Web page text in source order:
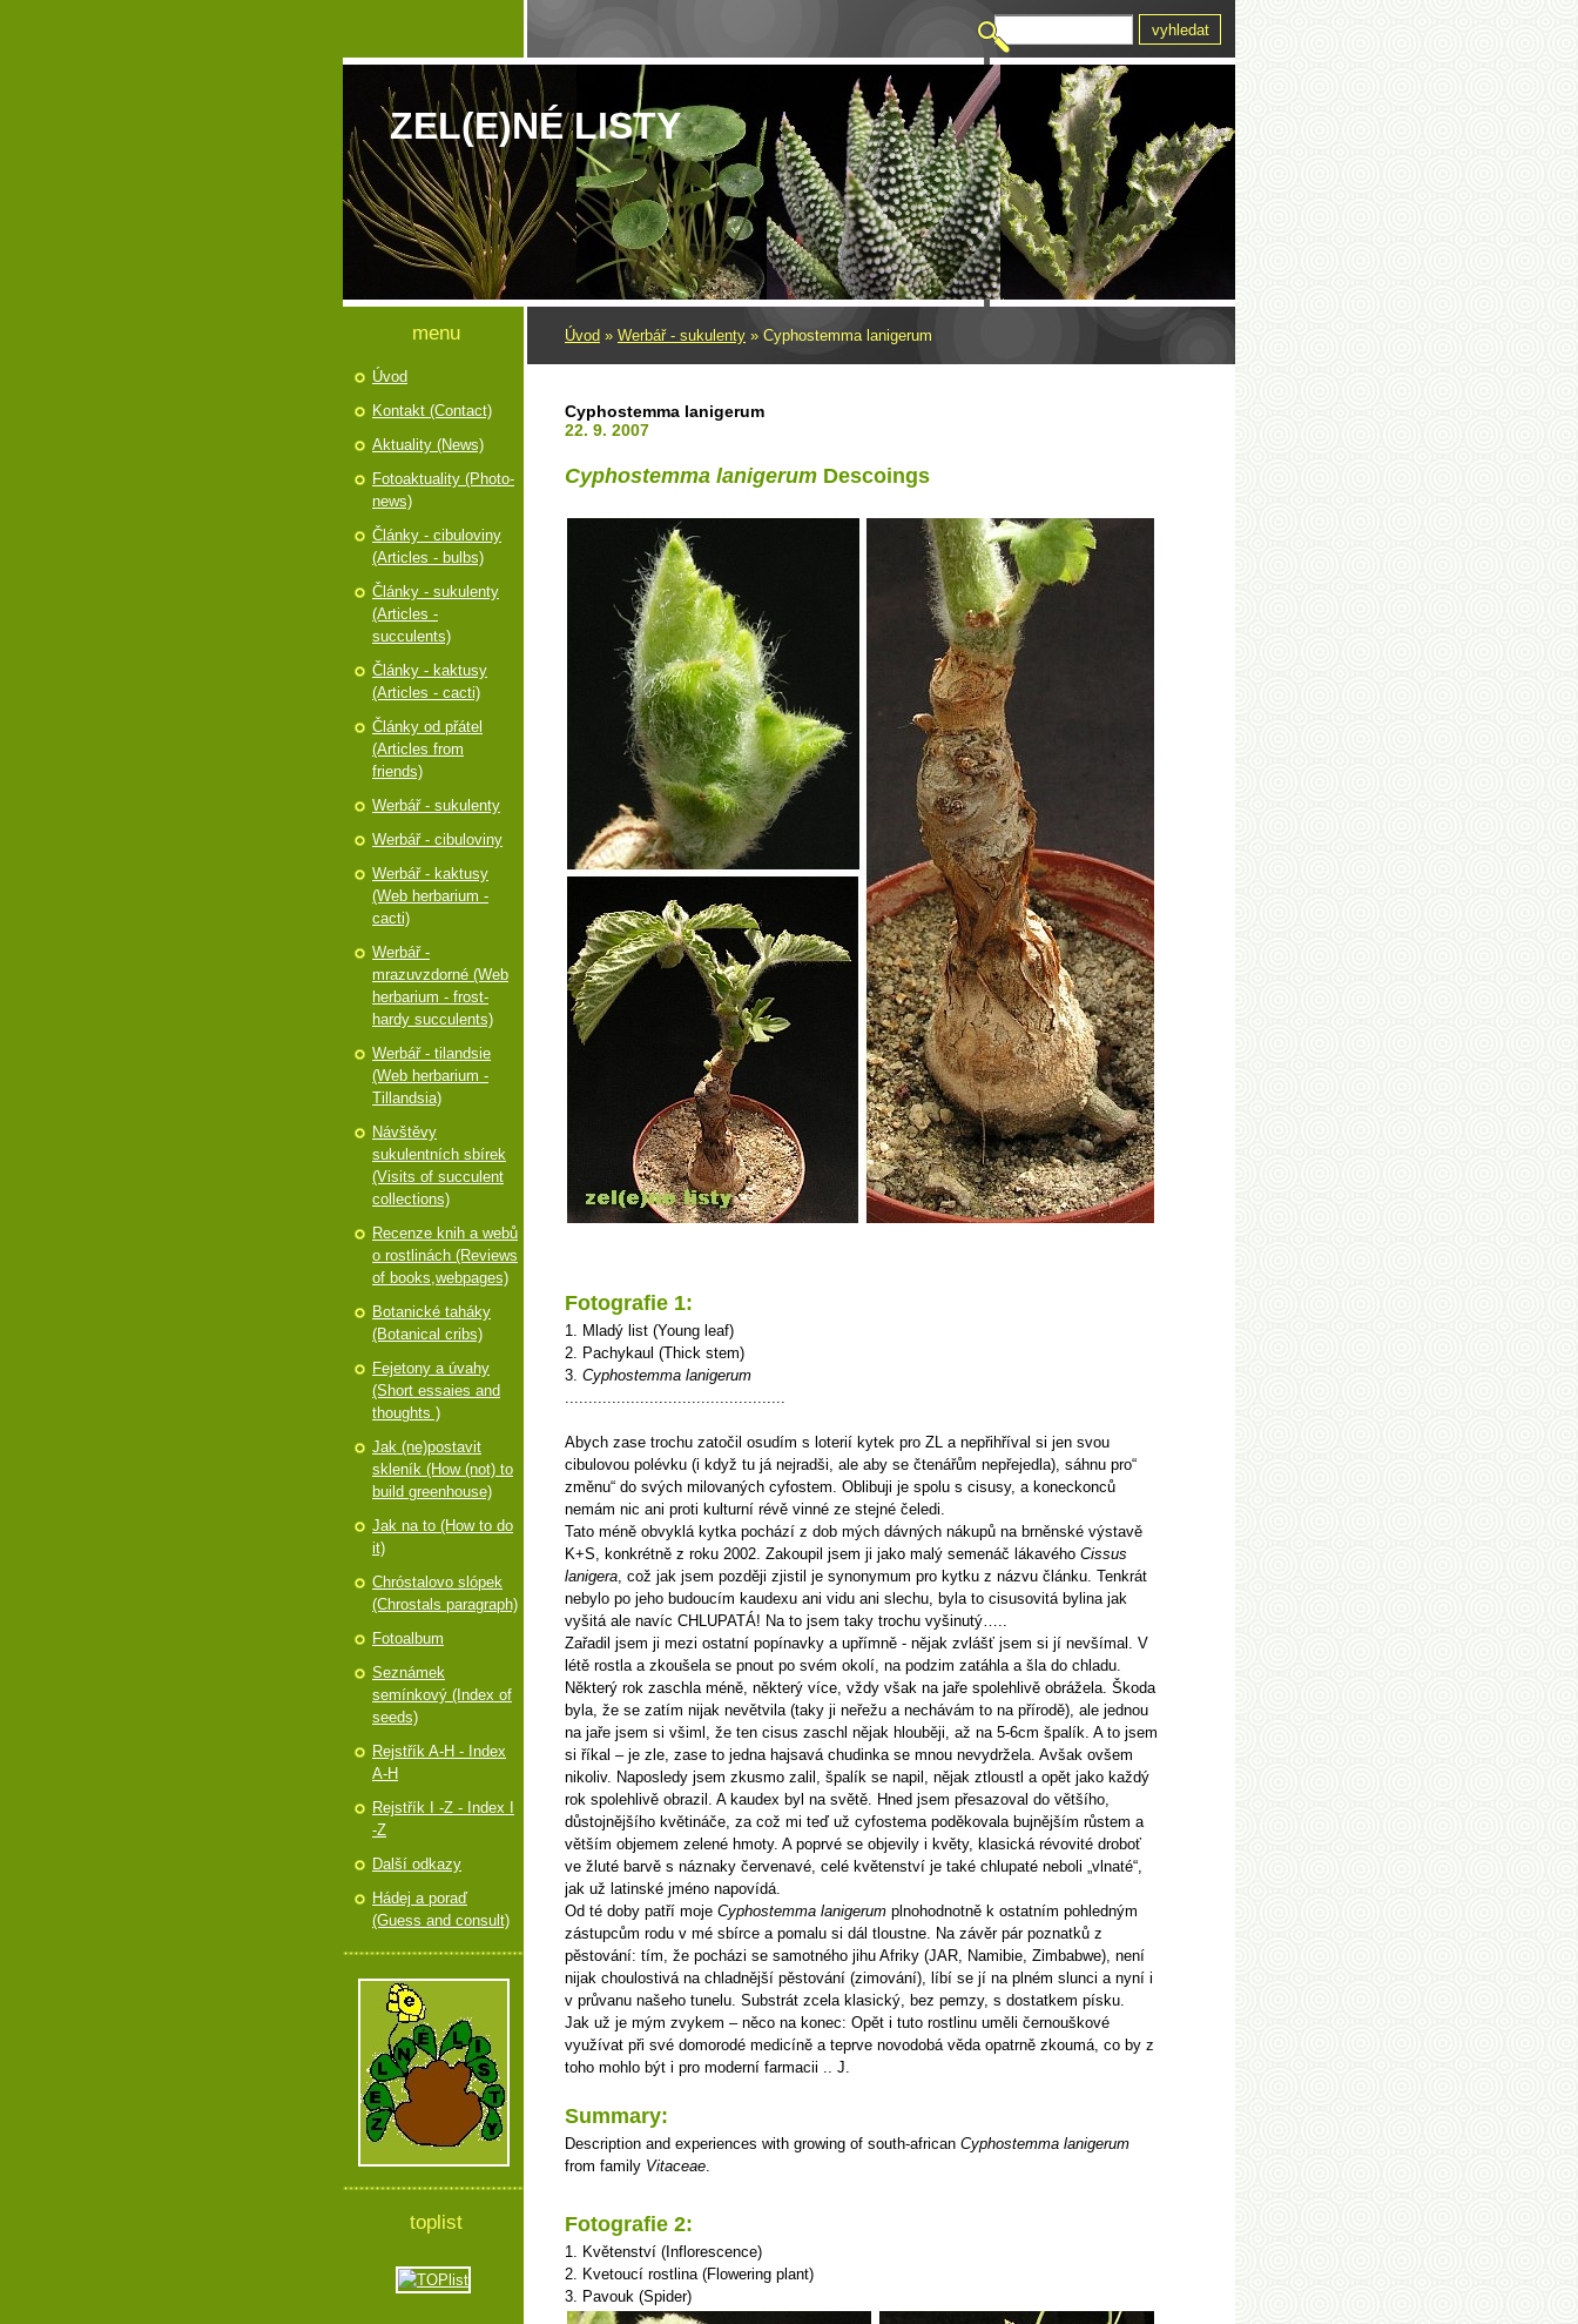
ZEL(E)NÉ LISTY
Úvod » Werbář - sukulenty » Cyphostemma lanigerum
Cyphostemma lanigerum
22. 9. 2007
Cyphostemma lanigerum Descoings
Fotografie 1:
1. Mladý list (Young leaf)
2. Pachykaul (Thick stem)
3. Cyphostemma lanigerum
...............................................
Abych zase trochu zatočil osudím s loterií kytek pro ZL a nepřihříval si jen svou
cibulovou polévku (i když tu já nejradši, ale aby se čtenářům nepřejedla), sáhnu pro“
změnu“ do svých milovaných cyfostem. Oblibuji je spolu s cisusy, a koneckonců
nemám nic ani proti kulturní révě vinné ze stejné čeledi.
Tato méně obvyklá kytka pochází z dob mých dávných nákupů na brněnské výstavě
K+S, konkrétně z roku 2002. Zakoupil jsem ji jako malý semenáč lákavého Cissus
lanigera, což jak jsem později zjistil je synonymum pro kytku z názvu článku. Tenkrát
nebylo po jeho budoucím kaudexu ani vidu ani slechu, byla to cisusovitá bylina jak
vyšitá ale navíc CHLUPATÁ! Na to jsem taky trochu vyšinutý…..
Zařadil jsem ji mezi ostatní popínavky a upřímně - nějak zvlášť jsem si jí nevšímal. V
létě rostla a zkoušela se pnout po svém okolí, na podzim zatáhla a šla do chladu.
Některý rok zaschla méně, některý více, vždy však na jaře spolehlivě obrážela. Škoda
byla, že se zatím nijak nevětvila (taky ji neřežu a nechávám to na přírodě), ale jednou
na jaře jsem si všiml, že ten cisus zaschl nějak hlouběji, až na 5-6cm špalík. A to jsem
si říkal – je zle, zase to jedna hajsavá chudinka se mnou nevydržela. Avšak ovšem
nikoliv. Naposledy jsem zkusmo zalil, špalík se napil, nějak ztloustl a opět jako každý
rok spolehlivě obrazil. A kaudex byl na světě. Hned jsem přesazoval do většího,
důstojnějšího květináče, za což mi teď už cyfostema poděkovala bujnějším růstem a
větším objemem zelené hmoty. A poprvé se objevily i květy, klasická révovité droboť
ve žluté barvě s náznaky červenavé, celé květenství je také chlupaté neboli „vlnaté“,
jak už latinské jméno napovídá.
Od té doby patří moje Cyphostemma lanigerum plnohodnotně k ostatním pohledným
zástupcům rodu v mé sbírce a pomalu si dál tloustne. Na závěr pár poznatků z
pěstování: tím, že pocházi se samotného jihu Afriky (JAR, Namibie, Zimbabwe), není
nijak choulostivá na chladnější pěstování (zimování), líbí se jí na plném slunci a nyní i
v průvanu našeho tunelu. Substrát zcela klasický, bez pemzy, s dostatkem písku.
Jak už je mým zvykem – něco na konec: Opět i tuto rostlinu uměli černouškové
využívat při své domorodé medicíně a teprve novodobá věda opatrně zkoumá, co by z
toho mohlo být i pro moderní farmacii .. J.
Summary:
Description and experiences with growing of south-african Cyphostemma lanigerum
from family Vitaceae.
Fotografie 2:
1. Květenství (Inflorescence)
2. Kvetoucí rostlina (Flowering plant)
3. Pavouk (Spider)
menu
Úvod
Kontakt (Contact)
Aktuality (News)
Fotoaktuality (Photo-
news)
Články - cibuloviny
(Articles - bulbs)
Články - sukulenty
(Articles -
succulents)
Články - kaktusy
(Articles - cacti)
Články od přátel
(Articles from
friends)
Werbář - sukulenty
Werbář - cibuloviny
Werbář - kaktusy
(Web herbarium -
cacti)
Werbář -
mrazuvzdorné (Web
herbarium - frost-
hardy succulents)
Werbář - tilandsie
(Web herbarium -
Tillandsia)
Návštěvy
sukulentních sbírek
(Visits of succulent
collections)
Recenze knih a webů
o rostlinách (Reviews
of books,webpages)
Botanické taháky
(Botanical cribs)
Fejetony a úvahy
(Short essaies and
thoughts )
Jak (ne)postavit
skleník (How (not) to
build greenhouse)
Jak na to (How to do
it)
Chróstalovo slópek
(Chrostals paragraph)
Fotoalbum
Seznámek
semínkový (Index of
seeds)
Rejstřík A-H - Index
A-H
Rejstřík I -Z - Index I
-Z
Další odkazy
Hádej a poraď
(Guess and consult)
toplist